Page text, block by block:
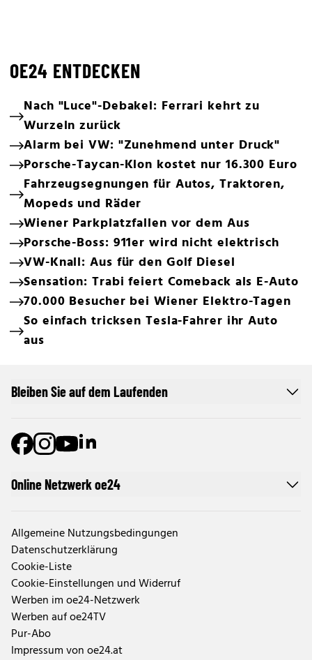
OE24 ENTDECKEN
Nach "Luce"-Debakel: Ferrari kehrt zu
Wurzeln zurück
Alarm bei VW: "Zunehmend unter Druck"
Porsche-Taycan-Klon kostet nur 16.300 Euro
Fahrzeugsegnungen für Autos, Traktoren,
Mopeds und Räder
Wiener Parkplatzfallen vor dem Aus
Porsche-Boss: 911er wird nicht elektrisch
VW-Knall: Aus für den Golf Diesel
Sensation: Trabi feiert Comeback als E-Auto
70.000 Besucher bei Wiener Elektro-Tagen
So einfach tricksen Tesla-Fahrer ihr Auto
aus
Online Netzwerk oe24
Allgemeine Nutzungsbedingungen
Datenschutzerklärung
Cookie-Liste
Cookie-Einstellungen und Widerruf
Werben im oe24-Netzwerk
Werben auf oe24TV
Pur-Abo
Impressum von oe24.at
Bleiben Sie auf dem Laufenden